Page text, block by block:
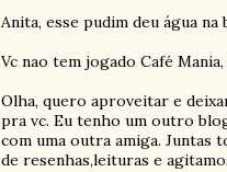
Anita, esse pudim deu água na
Vc nao tem jogado Café Mania,
Olha, quero aproveitar e
pra vc. Eu tenho um outro
com uma outra amiga. Juntas
de resenhas,leituras e